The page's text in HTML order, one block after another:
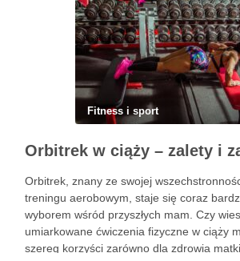
Fitness i sport
Orbitrek, znany ze swojej
treningu aerobowym, staje się coraz
wyborem wśród przyszłych mam. Czy
umiarkowane ćwiczenia fizyczne w ciąży
szereg korzyści zarówno dla zdrowia